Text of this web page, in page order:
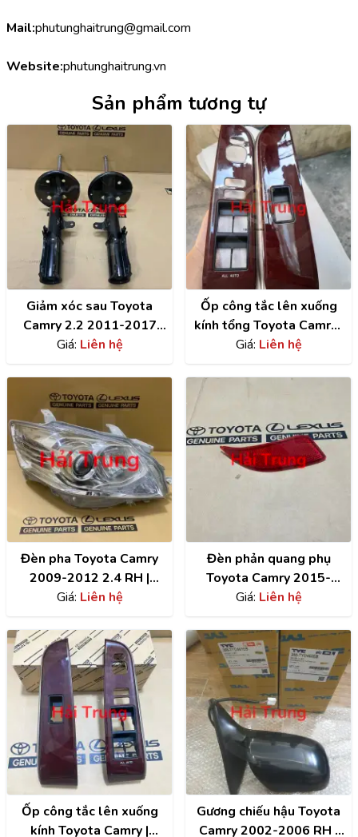
Mail:phutunghaitrung@gmail.com
Website:phutunghaitrung.vn
Sản phẩm tương tự
Giảm xóc sau Toyota
Camry 2.2 2011-2017
chính hãng | 48530
Giá: Liên hệ
Ốp công tắc lên xuống
kính tổng Toyota Camry |
7423206540E0
Giá: Liên hệ
Đèn pha Toyota Camry
2009-2012 2.4 RH |
8114506550
Giá: Liên hệ
Đèn phản quang phụ
Toyota Camry 2015-
2018 chính hãng |
Giá: Liên hệ
Ốp công tắc lên xuống
kính Toyota Camry |
Gương chiếu hậu Toyota
Camry 2002-2006 RH |